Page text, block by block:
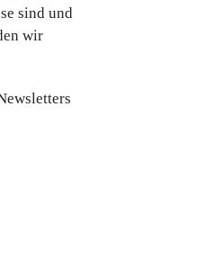
sind und
wir